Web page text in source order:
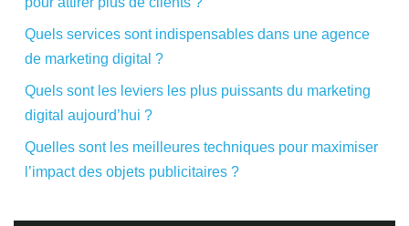
Quels services sont indispensables dans une agence
de marketing digital ?
Quels sont les leviers les plus puissants du marketing
digital aujourd’hui ?
Quelles sont les meilleures techniques pour maximiser
l’impact des objets publicitaires ?